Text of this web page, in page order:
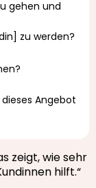
gehen und
zu werden?
Angebot
zeigt, wie sehr
hilft.“